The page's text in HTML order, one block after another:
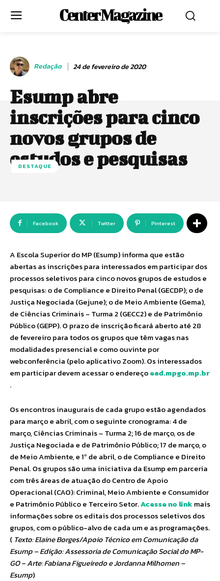
Center Magazine
Redação 24 de fevereiro de 2020
Esump abre
inscrições para cinco
novos grupos de
estudos e pesquisas
DESTAQUE
Facebook Twitter Pinterest
A Escola Superior do MP (Esump) informa que estão
abertas as inscrições para interessados em participar dos
processos seletivos para cinco novos grupos de estudos e
pesquisas: o de Compliance e Direito Penal (GECDP); o de
Justiça Negociada (Gejune); o de Meio Ambiente (Gema),
de Ciências Criminais – Turma 2 (GECC2) e de Patrimônio
Público (GEPP). O prazo de inscrição ficará aberto até 28
de fevereiro para todos os grupos que têm vagas nas
modalidades presencial e como ouvinte por
webconferência (pelo aplicativo Zoom). Os interessados
em participar devem acessar o endereçoead.mpgo.mp.br
.
Os encontros inaugurais de cada grupo estão agendados
para março e abril, com o seguinte cronograma: 4 de
março, Ciências Criminais – Turma 2; 16 de março, os de
Justiça Negociada e de Patrimônio Público; 17 de março, o
de Meio Ambiente, e 1º de abril, o de Compliance e Direito
Penal. Os grupos são uma iniciativa da Esump em parceria
com três áreas de atuação do Centro de Apoio
Operacional (CAO): Criminal, Meio Ambiente e Consumidor
e Patrimônio Público e Terceiro Setor.Acesse no link mais
informações sobre os editais dos processos seletivos dos
grupos, com o público-alvo de cada um e as programações.
( Texto: Elaine Borges/Apoio Técnico em Comunicação da
Esump – Edição: Assessoria de Comunicação Social do MP-
GO – Arte: Fabiana Figueiredo e Jordanna Milhomen –
Esump)